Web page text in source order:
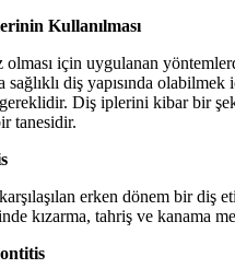
Kullanılması
için uygulanan
sağlıklı diş yapısında
gereklidir. Diş iplerini kibar bir
tanesidir.
erken dönem bir diş eti
kızarma, tahriş ve kanama